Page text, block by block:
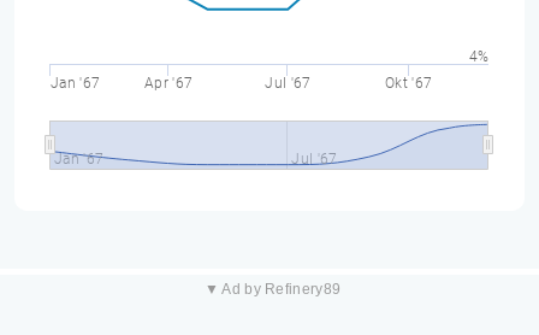
Jan '67 Apr '67 Jul '67 Okt '67
Jan '67 Jul '67
4%
▼ Ad by Refinery89